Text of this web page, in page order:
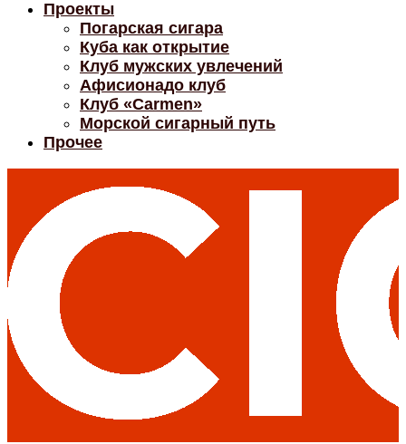
Проекты
Погарская сигара
Куба как открытие
Клуб мужских увлечений
Афисионадо клуб
Клуб «Carmen»
Морской сигарный путь
Прочее